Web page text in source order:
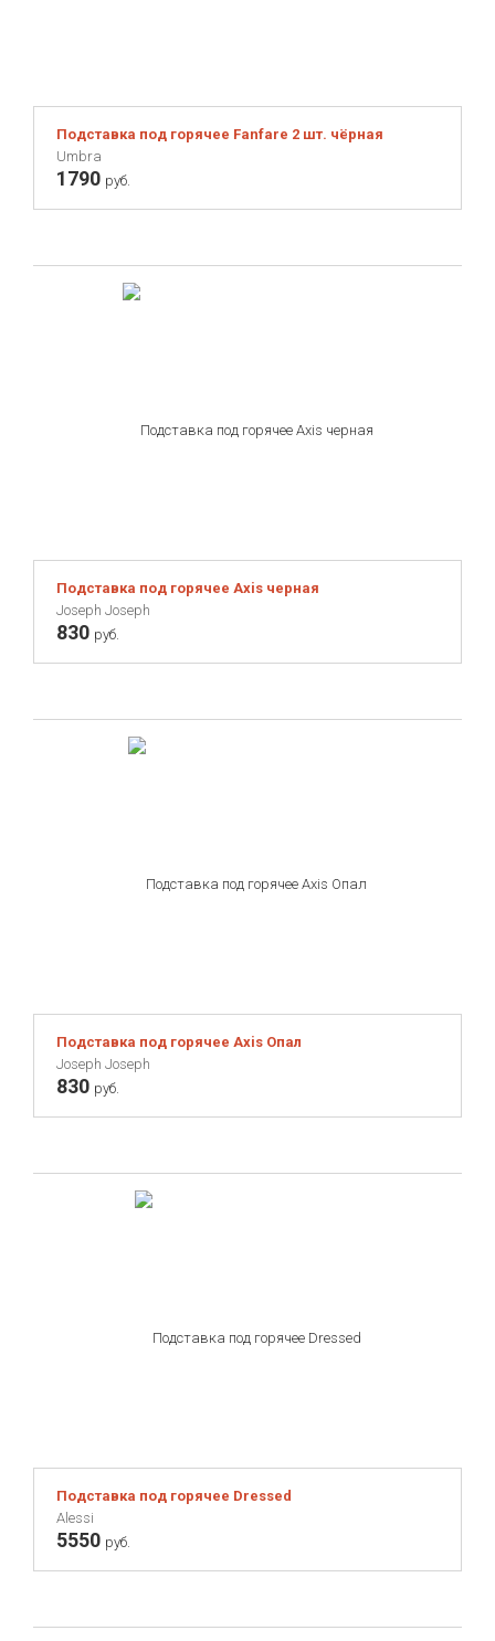
Подставка под горячее Fanfare 2 шт. чёрная
Umbra
1790 руб.
Подставка под горячее Axis черная
Joseph Joseph
830 руб.
Подставка под горячее Axis Опал
Joseph Joseph
830 руб.
Подставка под горячее Dressed
Alessi
5550 руб.